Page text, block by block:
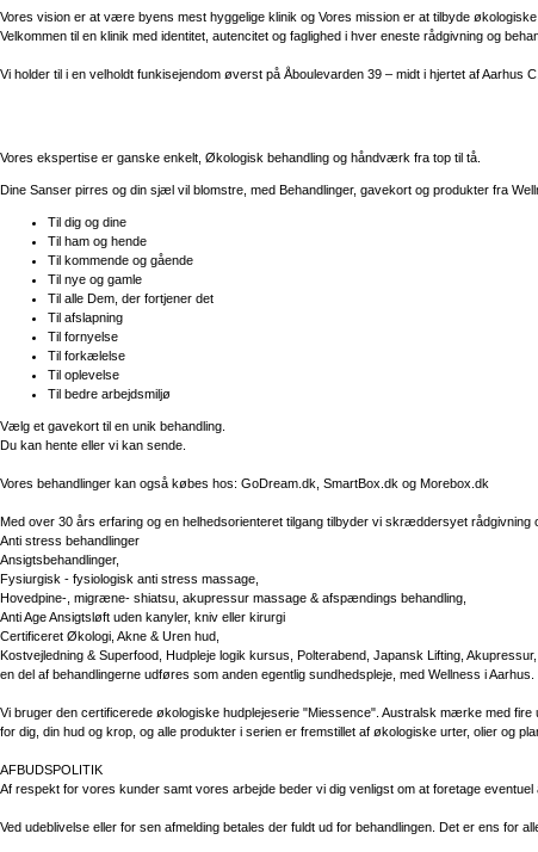
Vores vision er at være byens mest hyggelige klinik og Vores mission er at tilbyde
Velkommen til en klinik med identitet, autencitet og faglighed i hver eneste rådgivning og
Vi holder til i en velholdt funkisejendom øverst på Åboulevarden 39 – midt i hjertet af
Vores ekspertise er ganske enkelt, Økologisk behandling og håndværk fra top til tå.
Dine Sanser pirres og din sjæl vil blomstre, med Behandlinger, gavekort og produkter fra
Til dig og dine
Til ham og hende
Til kommende og gående
Til nye og gamle
Til alle Dem, der fortjener det
Til afslapning
Til fornyelse
Til forkælelse
Til oplevelse
Til bedre arbejdsmiljø
Vælg et gavekort til en unik behandling.
Du kan hente eller vi kan sende.
Vores behandlinger kan også købes hos: GoDream.dk, SmartBox.dk og Morebox.dk
Med over 30 års erfaring og en helhedsorienteret tilgang tilbyder vi skræddersyet rådgivning
Anti stress behandlinger
Ansigtsbehandlinger,
Fysiurgisk - fysiologisk anti stress massage,
Hovedpine-, migræne- shiatsu, akupressur massage & afspændings behandling,
Anti Age Ansigtsløft uden kanyler, kniv eller kirurgi
Certificeret Økologi, Akne & Uren hud,
Kostvejledning & Superfood, Hudpleje logik kursus, Polterabend, Japansk Lifting,
en del af behandlingerne udføres som anden egentlig sundhedspleje, med Wellness i Aarhus.
Vi bruger den certificerede økologiske hudplejeserie "Miessence". Australsk mærke med
for dig, din hud og krop, og alle produkter i serien er fremstillet af økologiske urter, olier og
AFBUDSPOLITIK
Af respekt for vores kunder samt vores arbejde beder vi dig venligst om at foretage
Ved udeblivelse eller for sen afmelding betales der fuldt ud for behandlingen. Det er ens for